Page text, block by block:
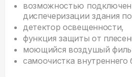
возможностью
диспечеризации здания
детектор освещенности,
функция защиты от
моющийся воздушый
самоочистка внутреннего